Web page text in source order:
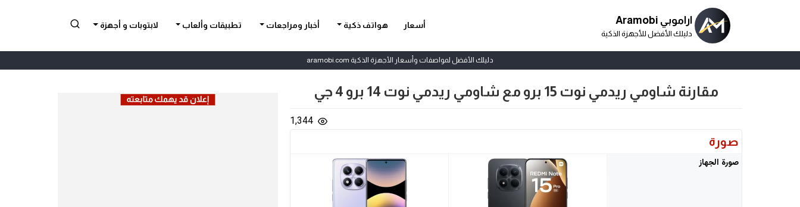
اراموبي Aramobi
دليلك الأفضل للأجهزة الذكية
أسعار هواتف ذكية أخبار ومراجعات تطبيقات وألعاب لابتوبات و أجهزة
دليلك الأفضل لمواصفات وأسعار الأجهزة الذكية aramobi.com
مقارنة شاومي ريدمي نوت 15 برو مع شاومي ريدمي نوت 14 برو 4 جي
صورة
صورة الجهاز